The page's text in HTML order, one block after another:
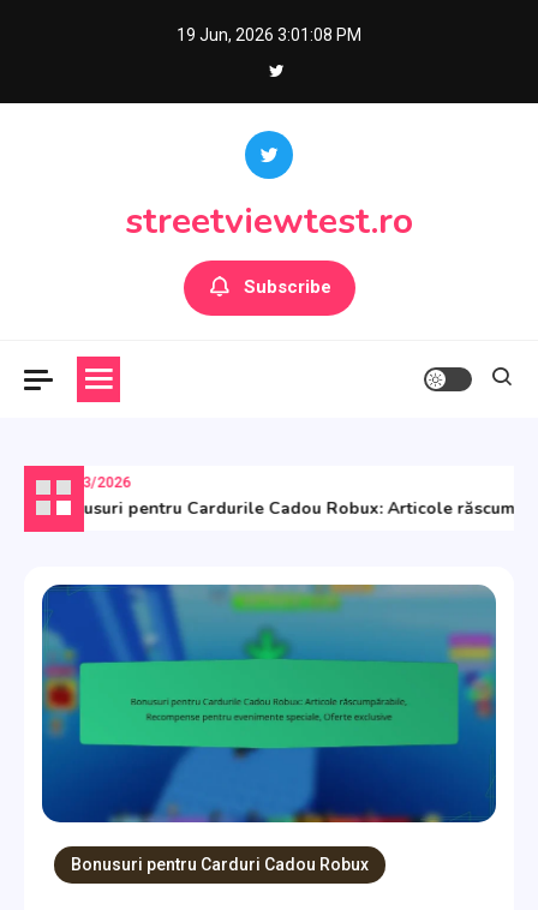
19 Jun, 2026 3:01:09 PM
streetviewtest.ro
Subscribe
11/03/2026
Bonusuri pentru Cardurile Cadou Robux: Articole
Bonusuri pentru Carduri Cadou Robux